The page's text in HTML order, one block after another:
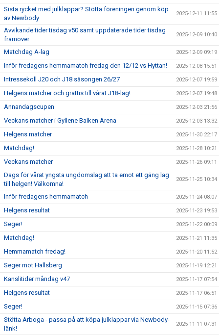
Sista rycket med julklappar? Stötta föreningen genom köp
av Newbody
2025-12-11 11:55
Avvikande tider tisdag v50 samt uppdaterade tider tisdag
framöver
2025-12-09 10:40
Matchdag A-lag 2025-12-09 09:19
Inför fredagens hemmamatch fredag den 12/12 vs Hyttan! 2025-12-08 15:51
Intressekoll J20 och J18 säsongen 26/27 2025-12-07 19:59
Helgens matcher och grattis till vårat J18-lag! 2025-12-07 19:48
Annandagscupen 2025-12-03 21:56
Veckans matcher i Gyllene Balken Arena 2025-12-03 13:32
Helgens matcher 2025-11-30 22:17
Matchdag! 2025-11-28 10:21
Veckans matcher 2025-11-26 09:11
Dags för vårat yngsta ungdomslag att ta emot ett gäng lag
till helgen! Välkomna!
2025-11-25 10:34
Inför fredagens hemmamatch 2025-11-24 08:07
Helgens resultat 2025-11-23 19:53
Seger! 2025-11-22 00:09
Matchdag! 2025-11-21 11:35
Hemmamatch fredag! 2025-11-20 11:52
Seger mot Hallsberg 2025-11-19 12:21
Kanslitider måndag v47 2025-11-17 07:54
Helgens resultat 2025-11-17 06:51
Seger! 2025-11-15 07:36
Stötta Arboga - passa på att köpa julklappar via Newbody-
länk!
2025-11-11 07:31